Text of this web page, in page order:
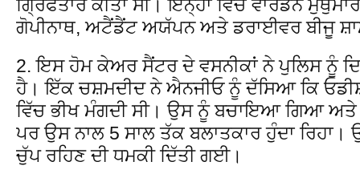
ਗ੍ਰਿਫਤਾਰ ਕੀਤਾ ਸੀ। ਇਨ੍ਹਾਂ ਵਿੱਚ ਵਾਰਡਨ
ਗੋਪੀਨਾਥ, ਅਟੈਂਡੈਂਟ ਅਯੱਪਨ ਅਤੇ ਡਰਾਈਵਰ ਬੀਜੂ
2. ਇਸ ਹੋਮ ਕੇਅਰ ਸੈਂਟਰ ਦੇ ਵਸਨੀਕਾਂ ਨੇ ਪੁਲਿਸ ਨੂੰ
ਹੈ। ਇੱਕ ਚਸ਼ਮਦੀਦ ਨੇ ਐਨਜੀਓ ਨੂੰ ਦੱਸਿਆ ਕਿ
ਵਿੱਚ ਭੀਖ ਮੰਗਦੀ ਸੀ। ਉਸ ਨੂੰ ਬਚਾਇਆ ਗਿਆ
ਪਰ ਉਸ ਨਾਲ 5 ਸਾਲ ਤੱਕ ਬਲਾਤਕਾਰ ਹੁੰਦਾ
ਚੁੱਪ ਰਹਿਣ ਦੀ ਧਮਕੀ ਦਿੱਤੀ ਗਈ।